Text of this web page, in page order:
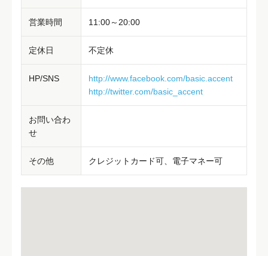
営業時間 11:00～20:00
定休日 不定休
HP/SNS
http://www.facebook.com/basic.accent
http://twitter.com/basic_accent
お問い合わ
せ
その他 クレジットカード可、電子マネー可